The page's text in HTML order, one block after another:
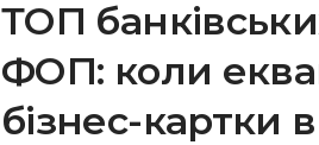
ТОП
ФОП: коли
бізнес-картки